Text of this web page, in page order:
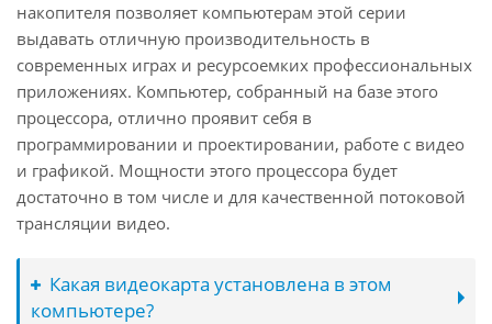
накопителя позволяет компьютерам этой серии
выдавать отличную производительность в
современных играх и ресурсоемких профессиональных
приложениях. Компьютер, собранный на базе этого
процессора, отлично проявит себя в
программировании и проектировании, работе с видео
и графикой. Мощности этого процессора будет
достаточно в том числе и для качественной потоковой
трансляции видео.
Какая видеокарта установлена в этом
компьютере?